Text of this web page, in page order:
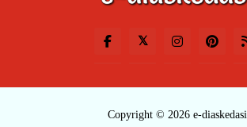
Copyright © 2026 e-diaskedasi